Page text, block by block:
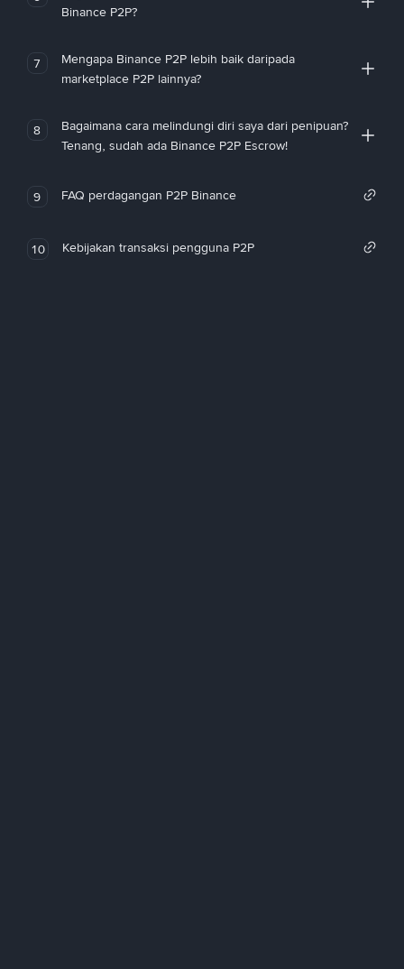
Binance P2P?
7
Mengapa Binance P2P lebih baik daripada
marketplace P2P lainnya?
8
Bagaimana cara melindungi diri saya dari penipuan?
Tenang, sudah ada Binance P2P Escrow!
9 FAQ perdagangan P2P Binance
10 Kebijakan transaksi pengguna P2P